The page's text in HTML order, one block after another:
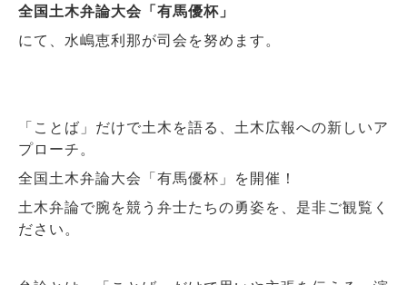
全国土木弁論大会「有馬優杯」
にて、水嶋恵利那が司会を努めます。
「ことば」だけで土木を語る、土木広報への新しいア
プローチ。
全国土木弁論大会「有馬優杯」を開催！
土木弁論で腕を競う弁士たちの勇姿を、是非ご観覧く
ださい。